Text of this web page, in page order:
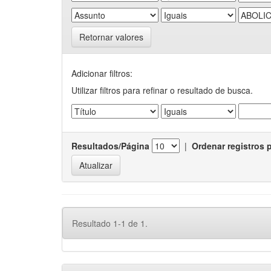
Retornar valores
Adicionar filtros:
Utilizar filtros para refinar o resultado de busca.
Resultados/Página | Ordenar registros
Resultado 1-1 de 1.